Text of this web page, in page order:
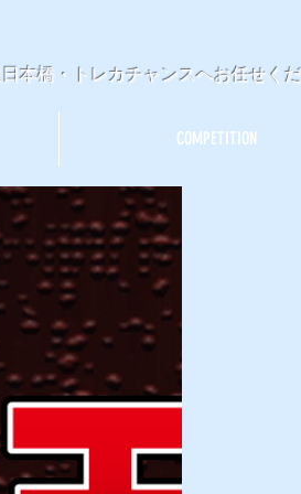
本橋・トレカチャンスへお任せく
COMPETITION